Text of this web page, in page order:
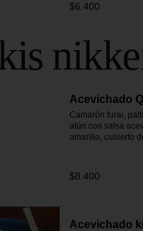
$6.400
Acevichado
Camarón furai,
atún con salsa
amarillo, cubierto
$8.400
Acevichado